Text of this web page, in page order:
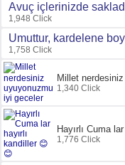
Avuç içlerinizde
1,948 Click
Umuttur, kardelene
1,758 Click
Millet
1,340 Click
Hayırlı Cuma
1,776 Click